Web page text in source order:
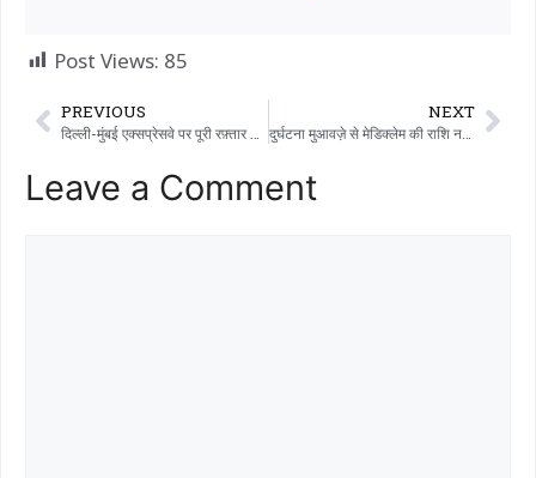
Post Views: 85
PREVIOUS NEXT
दुर्घटना मुआवज़े से मेडिक्लेम की राशि नहीं काटी जा सकती: सुप्रीम कोर्ट
Leave a Comment